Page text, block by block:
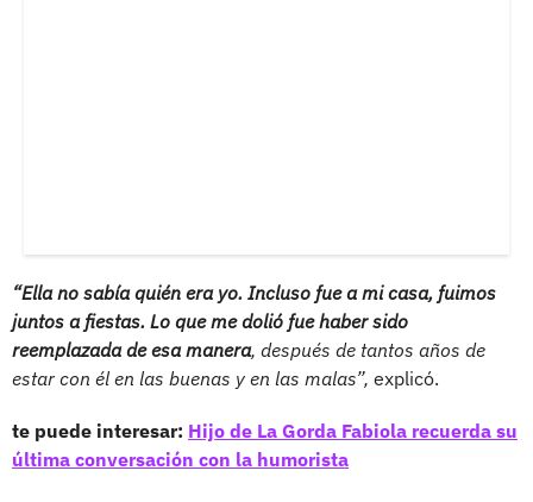
“Ella no sabía quién era yo. Incluso fue a mi casa, fuimos
juntos a fiestas. Lo que me dolió fue haber sido
reemplazada de esa manera, después de tantos años de
estar con él en las buenas y en las malas”, explicó.
te puede interesar: Hijo de La Gorda Fabiola recuerda su
última conversación con la humorista